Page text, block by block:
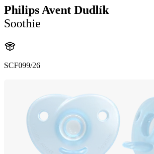
Philips Avent Dudlík
Soothie
SCF099/26